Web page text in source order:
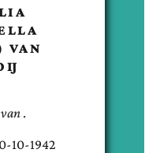
VAN
.
10-1942